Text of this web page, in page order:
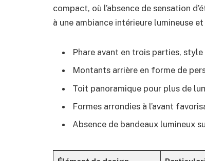
compact, où l’absence de sensation
à une ambiance intérieure lumineuse
Phare avant en trois parties,
Montants arrière en forme de
Toit panoramique pour plus de
Formes arrondies à l’avant
Absence de bandeaux lumineux